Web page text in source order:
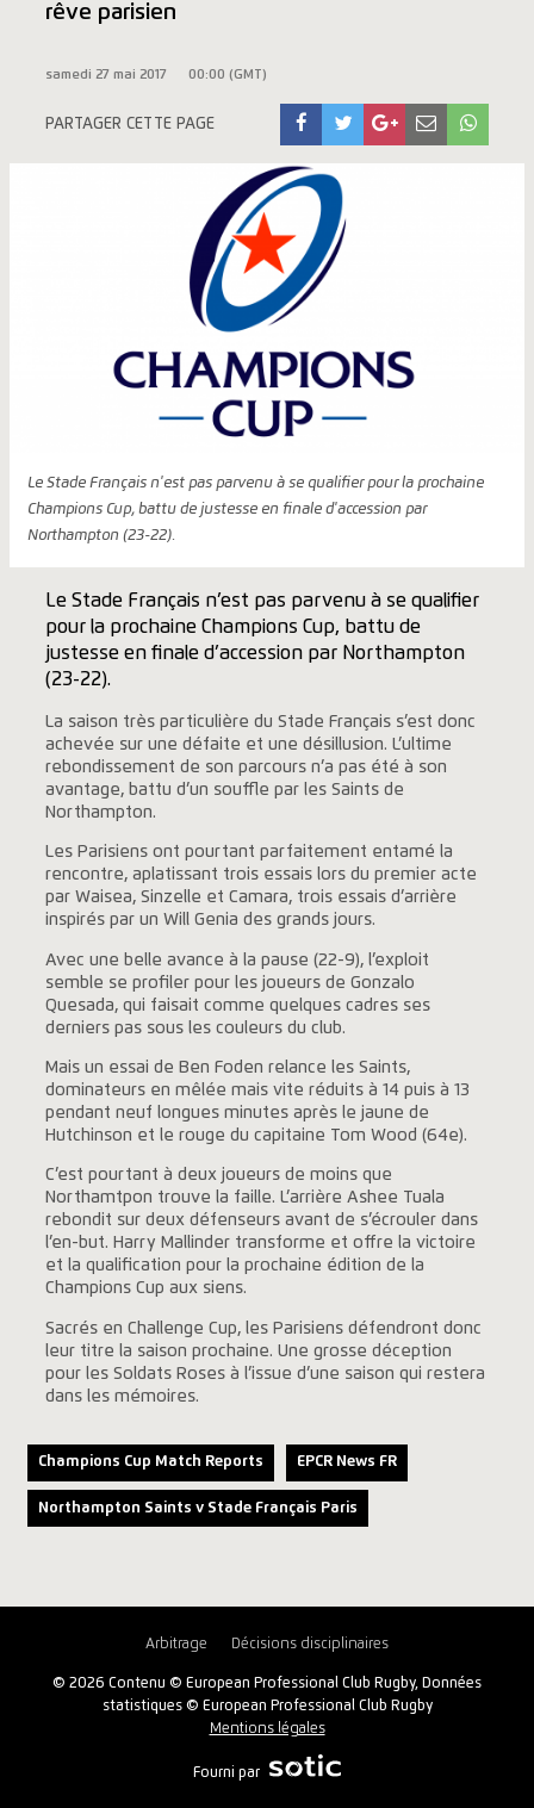
rêve parisien
samedi 27 mai 2017 00:00 (GMT)
PARTAGER CETTE PAGE
Le Stade Français n'est pas parvenu à se qualifier pour la prochaine
Champions Cup, battu de justesse en finale d'accession par
Northampton (23-22).
Le Stade Français n’est pas parvenu à se qualifier
pour la prochaine Champions Cup, battu de
justesse en finale d’accession par Northampton
(23-22).
La saison très particulière du Stade Français s’est donc
achevée sur une défaite et une désillusion. L’ultime
rebondissement de son parcours n’a pas été à son
avantage, battu d’un souffle par les Saints de
Northampton.
Les Parisiens ont pourtant parfaitement entamé la
rencontre, aplatissant trois essais lors du premier acte
par Waisea, Sinzelle et Camara, trois essais d’arrière
inspirés par un Will Genia des grands jours.
Avec une belle avance à la pause (22-9), l’exploit
semble se profiler pour les joueurs de Gonzalo
Quesada, qui faisait comme quelques cadres ses
derniers pas sous les couleurs du club.
Mais un essai de Ben Foden relance les Saints,
dominateurs en mêlée mais vite réduits à 14 puis à 13
pendant neuf longues minutes après le jaune de
Hutchinson et le rouge du capitaine Tom Wood (64e).
C’est pourtant à deux joueurs de moins que
Northamtpon trouve la faille. L’arrière Ashee Tuala
rebondit sur deux défenseurs avant de s’écrouler dans
l’en-but. Harry Mallinder transforme et offre la victoire
et la qualification pour la prochaine édition de la
Champions Cup aux siens.
Sacrés en Challenge Cup, les Parisiens défendront donc
leur titre la saison prochaine. Une grosse déception
pour les Soldats Roses à l’issue d’une saison qui restera
dans les mémoires.
Champions Cup Match Reports EPCR News FR
Northampton Saints v Stade Français Paris
Arbitrage Décisions disciplinaires
© 2026 Contenu © European Professional Club Rugby, Données
statistiques © European Professional Club Rugby
Mentions légales
Fourni par